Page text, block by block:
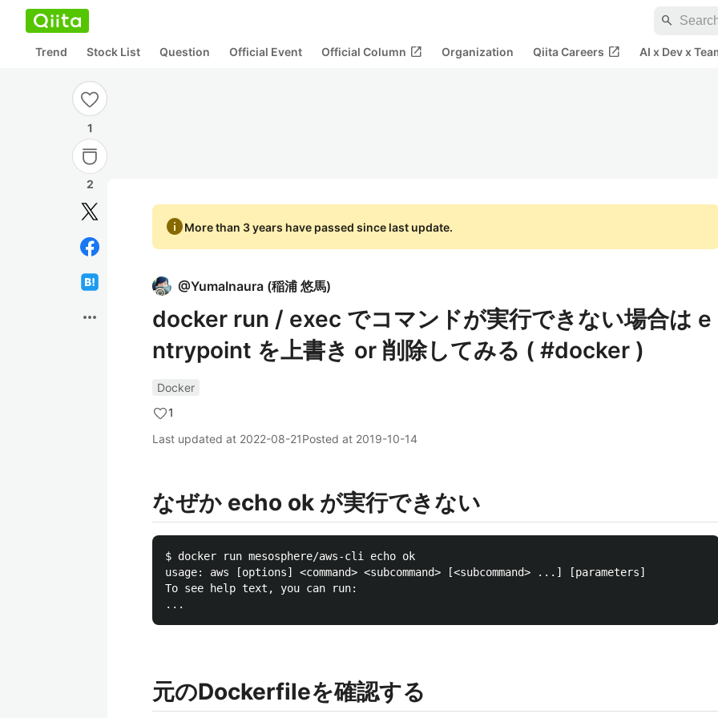
search
Trend Stock List Question Official Event Official Column open_in_new Organization Qiita Careers open_in_new AI x Dev x
1
2
more_horiz
infoMore than 3 years have passed since last update.
@YumaInaura (稲浦 悠馬)
docker run / exec でコマンドが実行できない場合は e
ntrypoint を上書き or 削除してみる ( #docker )
Docker
1
Last updated at 2022-08-21Posted at 2019-10-14
なぜか echo ok が実行できない
$ docker run mesosphere/aws-cli echo ok
usage: aws [options] <command> <subcommand> [<subcommand> ...] [parameters]
To see help text, you can run:
元のDockerfileを確認する